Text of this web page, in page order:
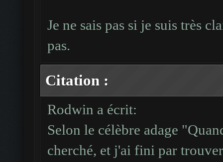
#####
##<.#
#####
Cas 2 : deux cotés
respectivement deux
ligne droite : ne
-1 :
Je ne sais pas si je suis très
pas.
Citation :
Rodwin a écrit:
Selon le célèbre adage
cherché, et j'ai fini par